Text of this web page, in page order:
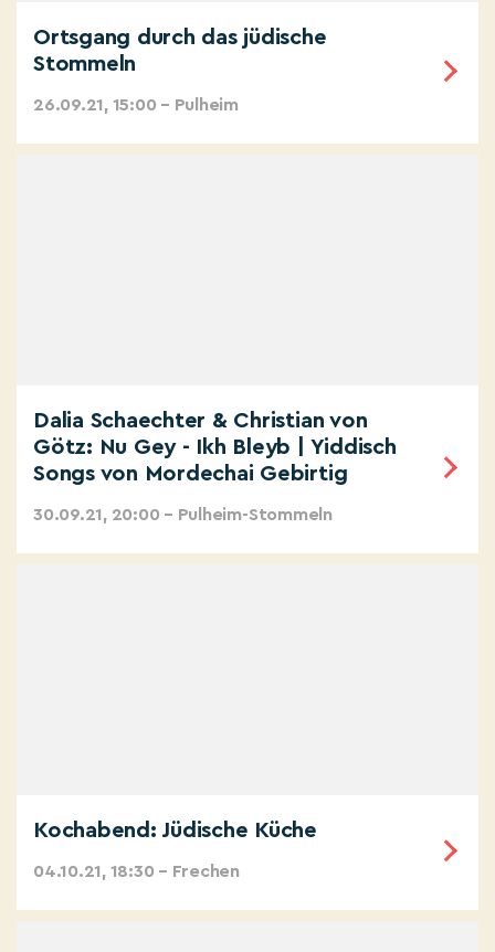
Ortsgang durch das jüdische
Stommeln
26.09.21, 15:00 – Pulheim
Dalia Schaechter & Christian von
Götz: Nu Gey - Ikh Bleyb | Yiddisch
Songs von Mordechai Gebirtig
30.09.21, 20:00 – Pulheim-Stommeln
Kochabend: Jüdische Küche
04.10.21, 18:30 – Frechen